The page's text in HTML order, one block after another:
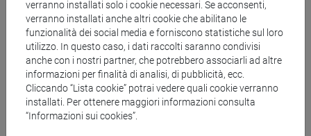
Corsi di studio e percorsi
[FM10] ANTROPOLOGIA CULTURALE,
ETNOLOGIA, ETNOLINGUISTICA - Laurea
magistrale (DM270)
antropologia culturale/ antropologia dell'ambiente
[FM61] SCIENZE FILOSOFICHE - Laurea
verranno installati solo i cookie necessari. Se acconsenti,
verranno installati anche altri cookie che abilitano le
funzionalità dei social media e forniscono statistiche sul loro
utilizzo. In questo caso, i dati raccolti saranno condivisi
anche con i nostri partner, che potrebbero associarli ad altre
informazioni per finalità di analisi, di pubblicità, ecc.
Cliccando “Lista cookie” potrai vedere quali cookie verranno
installati. Per ottenere maggiori informazioni consulta
“Informazioni sui cookies”.